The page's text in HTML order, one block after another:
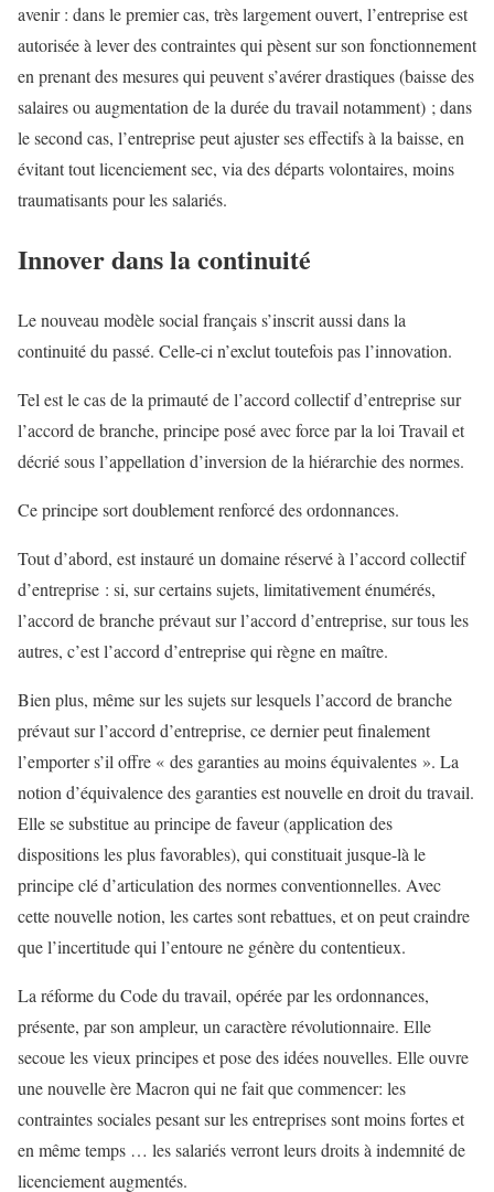
avenir : dans le premier cas, très largement ouvert, l’entreprise est
autorisée à lever des contraintes qui pèsent sur son fonctionnement
en prenant des mesures qui peuvent s’avérer drastiques (baisse des
salaires ou augmentation de la durée du travail notamment) ; dans
le second cas, l’entreprise peut ajuster ses effectifs à la baisse, en
évitant tout licenciement sec, via des départs volontaires, moins
traumatisants pour les salariés.
Innover dans la continuité
Le nouveau modèle social français s’inscrit aussi dans la
continuité du passé. Celle-ci n’exclut toutefois pas l’innovation.
Tel est le cas de la primauté de l’accord collectif d’entreprise sur
l’accord de branche, principe posé avec force par la loi Travail et
décrié sous l’appellation d’inversion de la hiérarchie des normes.
Ce principe sort doublement renforcé des ordonnances.
Tout d’abord, est instauré un domaine réservé à l’accord collectif
d’entreprise : si, sur certains sujets, limitativement énumérés,
l’accord de branche prévaut sur l’accord d’entreprise, sur tous les
autres, c’est l’accord d’entreprise qui règne en maître.
Bien plus, même sur les sujets sur lesquels l’accord de branche
prévaut sur l’accord d’entreprise, ce dernier peut finalement
l’emporter s’il offre « des garanties au moins équivalentes ». La
notion d’équivalence des garanties est nouvelle en droit du travail.
Elle se substitue au principe de faveur (application des
dispositions les plus favorables), qui constituait jusque-là le
principe clé d’articulation des normes conventionnelles. Avec
cette nouvelle notion, les cartes sont rebattues, et on peut craindre
que l’incertitude qui l’entoure ne génère du contentieux.
La réforme du Code du travail, opérée par les ordonnances,
présente, par son ampleur, un caractère révolutionnaire. Elle
secoue les vieux principes et pose des idées nouvelles. Elle ouvre
une nouvelle ère Macron qui ne fait que commencer: les
contraintes sociales pesant sur les entreprises sont moins fortes et
en même temps … les salariés verront leurs droits à indemnité de
licenciement augmentés.